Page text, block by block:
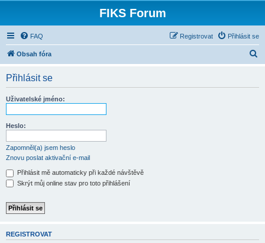
FIKS Forum
FAQ Přihlásit se
Registrovat
Obsah fóra
Přihlásit se
Uživatelské jméno:
Heslo:
Zapomněl(a) jsem heslo
Znovu poslat aktivační e-mail
Přihlásit mě automaticky při každé návštěvě
Skrýt můj online stav pro toto přihlášení
REGISTROVAT